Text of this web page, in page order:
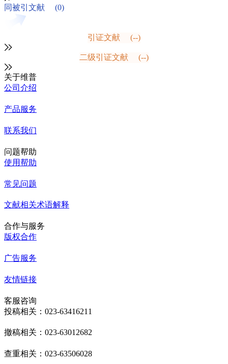
同被引文献 (0)
引证文献 (--)
二级引证文献 (--)
关于维普
公司介绍
产品服务
联系我们
问题帮助
使用帮助
常见问题
文献相关术语解释
合作与服务
版权合作
广告服务
友情链接
客服咨询
投稿相关：023-63416211
撤稿相关：023-63012682
查重相关：023-63506028